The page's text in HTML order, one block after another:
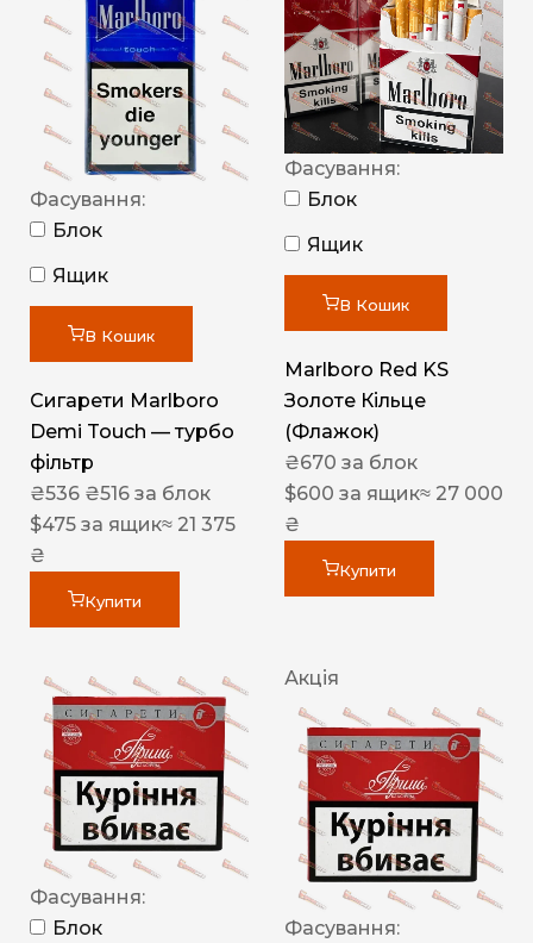
Фасування:
Блок
Ящик
В Кошик
Сигарети Marlboro
Demi Touch — турбо
фільтр
₴536 ₴516 за блок
$475 за ящик≈ 21 375
₴
Купити
Фасування:
Блок
Ящик
В Кошик
Marlboro Red KS
Золоте Кільце
(Флажок)
₴670 за блок
$600 за ящик≈ 27 000
₴
Купити
Фасування:
Блок
Акція
Фасування: